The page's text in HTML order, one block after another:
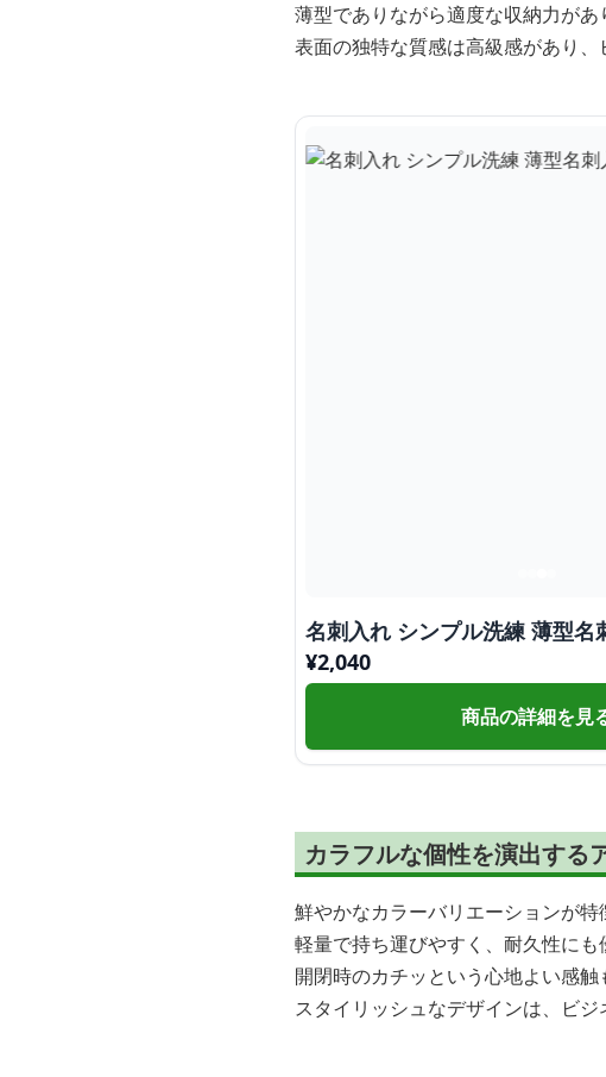
薄型でありながら適度な収納力があ
表面の独特な質感は高級感があり、
名刺入れ シンプル洗練 薄型名
¥2,040
商品の詳細を見
カラフルな個性を演出する
鮮やかなカラーバリエーションが特
軽量で持ち運びやすく、耐久性にも
開閉時のカチッという心地よい感触
スタイリッシュなデザインは、ビジ